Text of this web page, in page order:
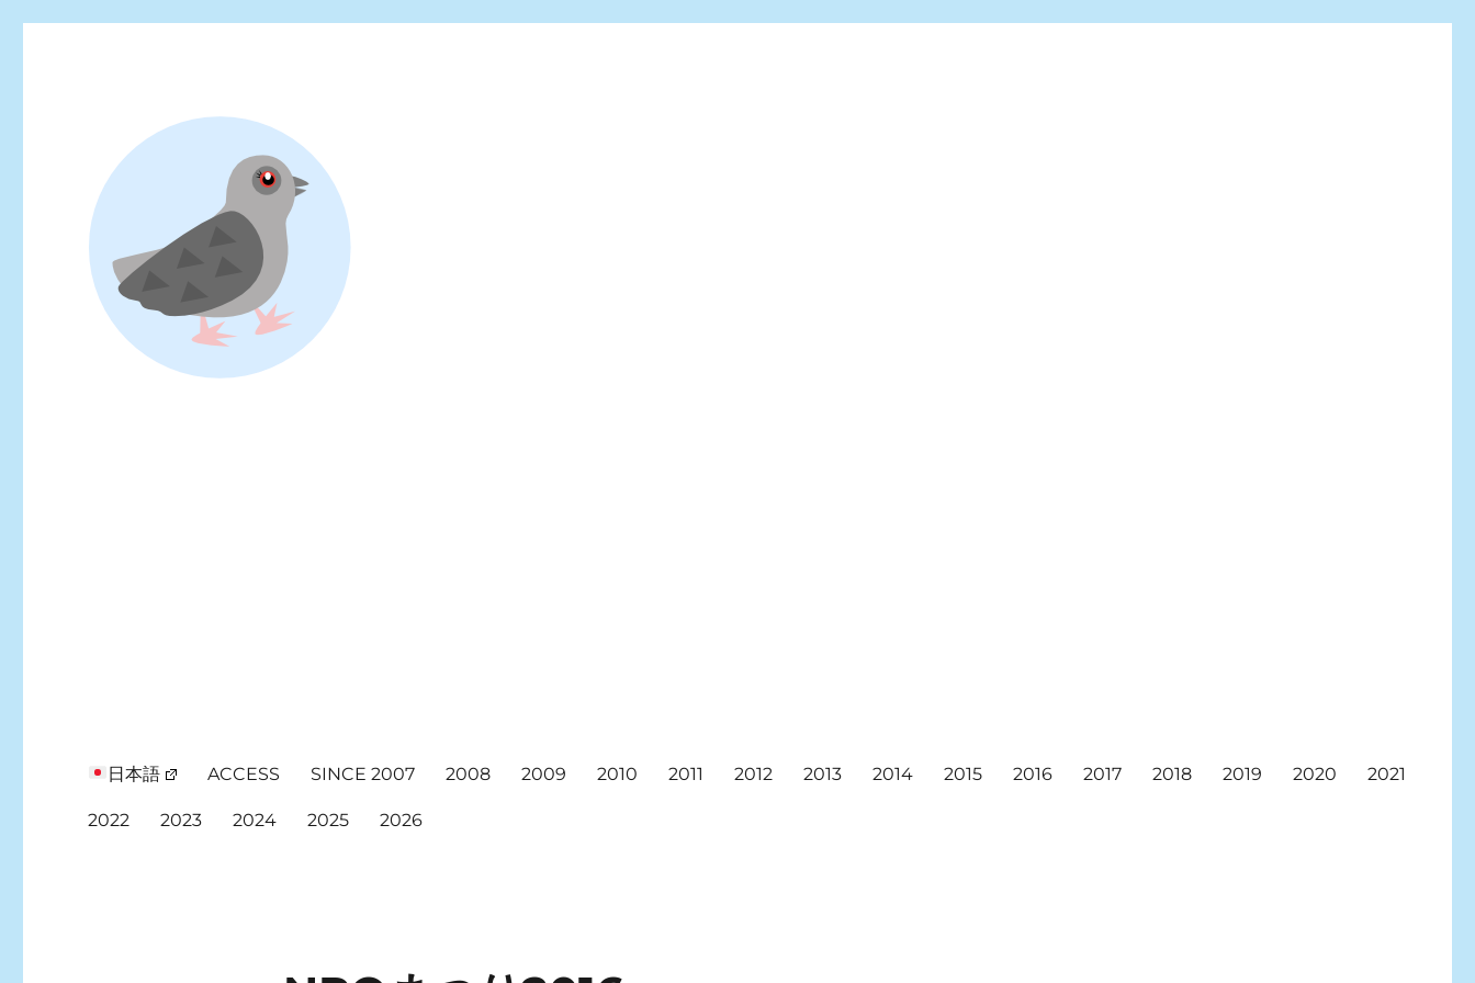
日本語 ACCESS SINCE 2007 2008 2009 2010 2011 2012 2013 2014 2015 2016 2017 2018 2019 2020 2021
2022 2023 2024 2025 2026